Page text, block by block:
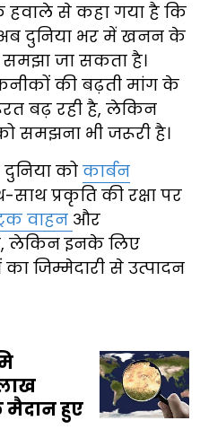
से कहा गया है कि
दुनिया भर में खनन के
समझा जा सकता है।
की बढ़ती मांग के
बढ़ रही है, लेकिन
समझना भी जरूरी है।
को कार्बन
प्रकृति की रक्षा पर
वाहन और
लेकिन इनके लिए
जिम्मेदारी से उत्पादन
हुए